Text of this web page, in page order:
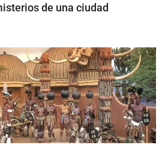
de una ciudad